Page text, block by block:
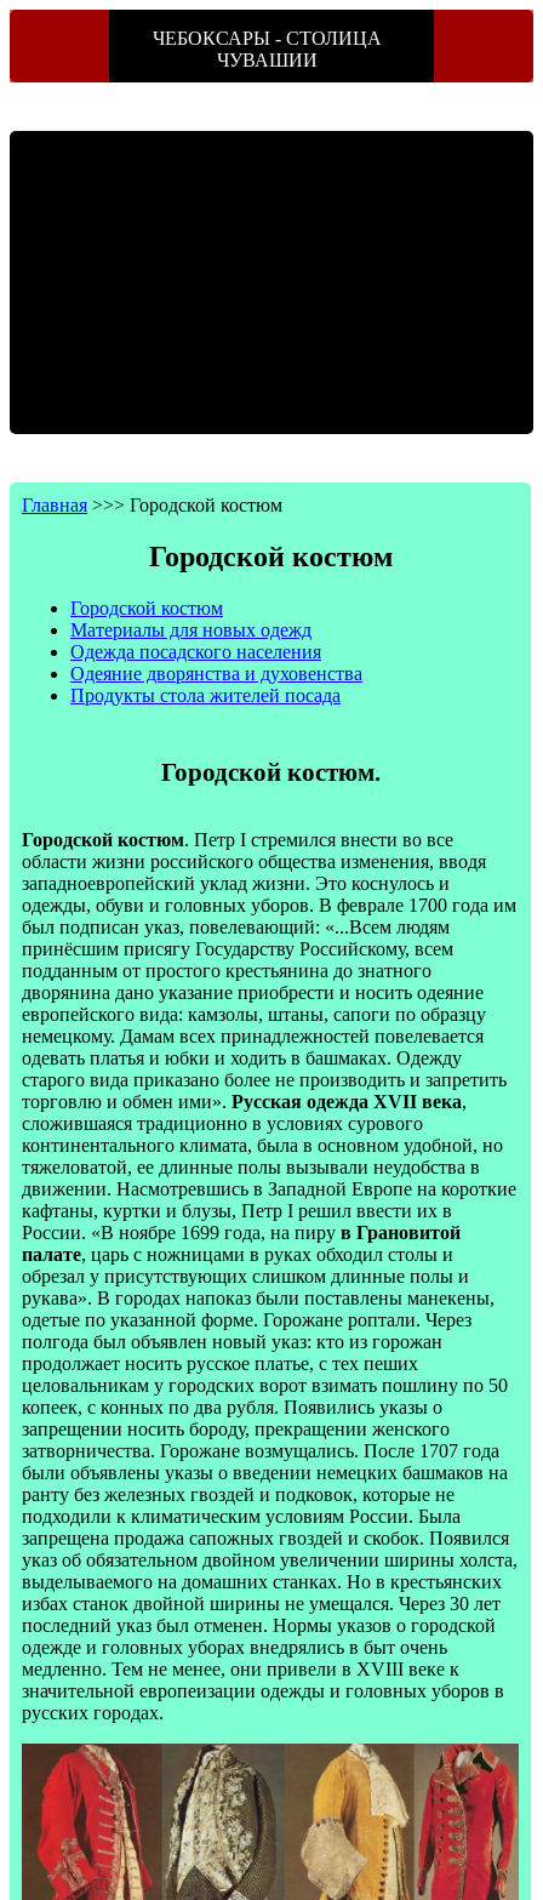
ЧЕБОКСАРЫ - СТОЛИЦА
ЧУВАШИИ
Главная >>> Городской костюм
Городской костюм
Городской костюм
Материалы для новых одежд
Одежда посадского населения
Одеяние дворянства и духовенства
Продукты стола жителей посада
Городской костюм.
Городской костюм. Петр I стремился внести во все
области жизни российского общества изменения, вводя
западноевропейский уклад жизни. Это коснулось и
одежды, обуви и головных уборов. В феврале 1700 года им
был подписан указ, повелевающий: «...Всем людям
принёсшим присягу Государству Российскому, всем
подданным от простого крестьянина до знатного
дворянина дано указание приобрести и носить одеяние
европейского вида: камзолы, штаны, сапоги по образцу
немецкому. Дамам всех принадлежностей повелевается
одевать платья и юбки и ходить в башмаках. Одежду
старого вида приказано более не производить и запретить
торговлю и обмен ими». Русская одежда XVII века,
сложившаяся традиционно в условиях сурового
континентального климата, была в основном удобной, но
тяжеловатой, ее длинные полы вызывали неудобства в
движении. Насмотревшись в Западной Европе на короткие
кафтаны, куртки и блузы, Петр I решил ввести их в
России. «В ноябре 1699 года, на пиру в Грановитой
палате, царь с ножницами в руках обходил столы и
обрезал у присутствующих слишком длинные полы и
рукава». В городах напоказ были поставлены манекены,
одетые по указанной форме. Горожане роптали. Через
полгода был объявлен новый указ: кто из горожан
продолжает носить русское платье, с тех пеших
целовальникам у городских ворот взимать пошлину по 50
копеек, с конных по два рубля. Появились указы о
запрещении носить бороду, прекращении женского
затворничества. Горожане возмущались. После 1707 года
были объявлены указы о введении немецких башмаков на
ранту без железных гвоздей и подковок, которые не
подходили к климатическим условиям России. Была
запрещена продажа сапожных гвоздей и скобок. Появился
указ об обязательном двойном увеличении ширины холста,
выделываемого на домашних станках. Но в крестьянских
избах станок двойной ширины не умещался. Через 30 лет
последний указ был отменен. Нормы указов о городской
одежде и головных уборах внедрялись в быт очень
медленно. Тем не менее, они привели в XVIII веке к
значительной европеизации одежды и головных уборов в
русских городах.